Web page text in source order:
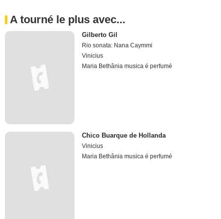
A tourné le plus avec...
Gilberto Gil
Rio sonata: Nana Caymmi
Vinicius
Maria Bethânia musica é perfumé
Chico Buarque de Hollanda
Vinicius
Maria Bethânia musica é perfumé